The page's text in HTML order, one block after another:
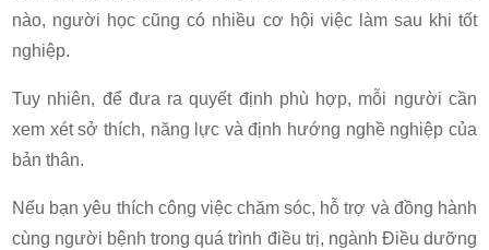
nào, người học cũng có nhiều cơ hội việc làm sau khi tốt
nghiệp.
Tuy nhiên, để đưa ra quyết định phù hợp, mỗi người cần
xem xét sở thích, năng lực và định hướng nghề nghiệp của
bản thân.
Nếu bạn yêu thích công việc chăm sóc, hỗ trợ và đồng hành
cùng người bệnh trong quá trình điều trị, ngành Điều dưỡng